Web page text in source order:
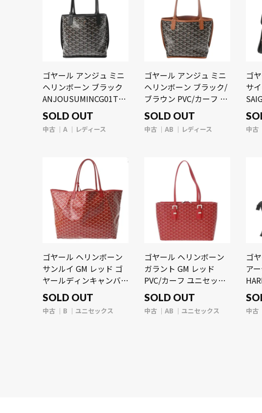
ゴヤール アンジュ ミニ
ヘリンボーン ブラック
ANJOUSUMINCG01TY01P
ゴヤールディンキャンバ
ス/シュヴロッシュカー
フ レディース バッグ
SOLD OUT
中古 A レディース
ゴヤール アンジュ ミニ
ヘリンボーン ブラック/
ブラウン PVC/カーフ レ
ディース バッグ 【中
古】【bag】
SOLD OUT
中古 AB レディース
ゴ
サ
ゴ
ス/
フ
中古
ゴヤール ヘリンボーン
サンルイ GM レッド ゴ
ヤールディンキャンバ
ス/シュヴロッシュカー
フ ユニセックス バッグ
【中古】【bag】
SOLD OUT
中古 B ユニセックス
ゴヤール ヘリンボーン
ガラント GM レッド
PVC/カーフ ユニセック
ス バッグ 【中古】
【bag】
SOLD OUT
中古 AB ユニセックス
ゴ
ア
ゴ
ス/
ザ
中古